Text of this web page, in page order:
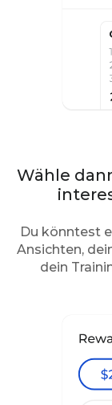
Wähle
Du könntest
Ansichten,
dein